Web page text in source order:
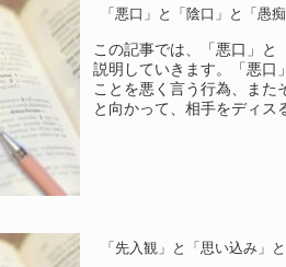
「悪口」と「陰口」と「愚
この記事では、「悪口」と
説明していきます。「悪口
ことを悪く言う行為、また
と向かって、相手をディス
「先入観」と「思い込み」